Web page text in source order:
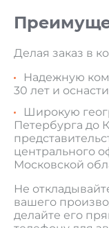
Делая заказ в
Надежную
30 лет и
Широкую
Петербурга до
центрального
Московской
Не
вашего
делайте его